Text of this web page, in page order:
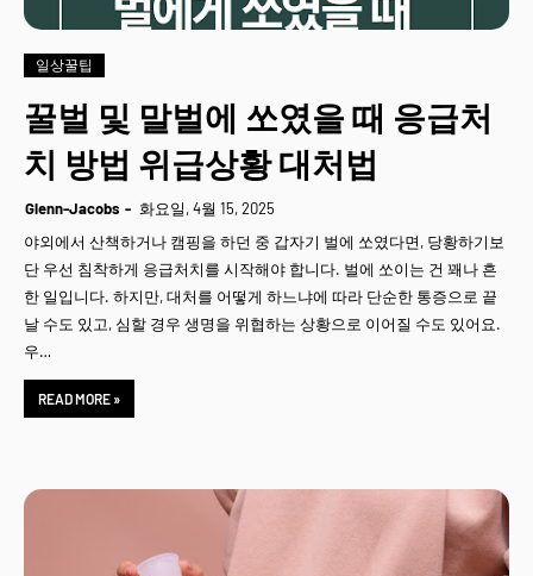
일상꿀팁
꿀벌 및 말벌에 쏘였을 때 응급처
치 방법 위급상황 대처법
Glenn-Jacobs
화요일, 4월 15, 2025
야외에서 산책하거나 캠핑을 하던 중 갑자기 벌에 쏘였다면, 당황하기보
단 우선 침착하게 응급처치를 시작해야 합니다. 벌에 쏘이는 건 꽤나 흔
한 일입니다. 하지만, 대처를 어떻게 하느냐에 따라 단순한 통증으로 끝
날 수도 있고, 심할 경우 생명을 위협하는 상황으로 이어질 수도 있어요.
우…
READ MORE »